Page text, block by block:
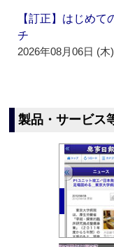
【訂正】はじめ
チ
2026年08月06日 (木)
製品・サービス